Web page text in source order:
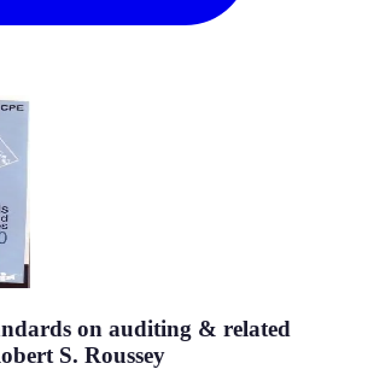
on auditing & related
S. Roussey